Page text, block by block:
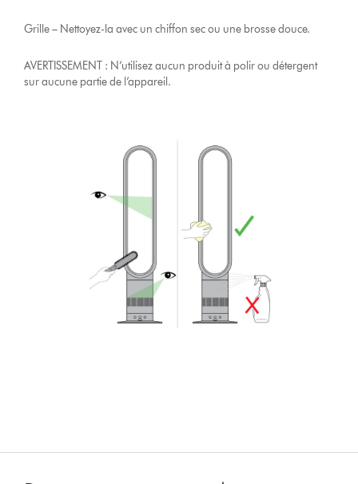
Grille – Nettoyez-la avec un chiffon sec ou une brosse douce.
AVERTISSEMENT : N’utilisez aucun produit à polir ou détergent
sur aucune partie de l’appareil.